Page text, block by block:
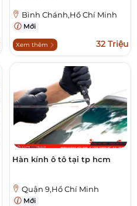
Bình Chánh,Hồ Chí Minh
Mới
Xem thêm 32 Triệu
Hàn kính ô tô tại tp hcm
Quận 9,Hồ Chí Minh
Mới